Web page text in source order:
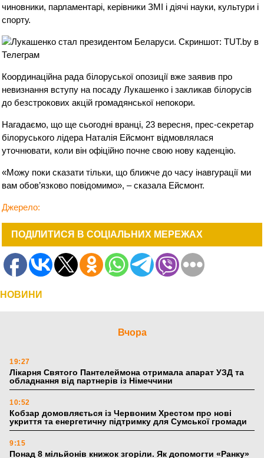
чиновники, парламентарі, керівники ЗМІ і діячі науки, культури і
спорту.
Координаційна рада білоруської опозиції вже заявив про
невизнання вступу на посаду Лукашенко і закликав білорусів
до безстрокових акцій громадянської непокори.
Нагадаємо, що ще сьогодні вранці, 23 вересня, прес-секретар
білоруського лідера Наталія Ейсмонт відмовлялася
уточнювати, коли він офіційно почне свою нову каденцію.
«Можу поки сказати тільки, що ближче до часу інавгурації ми
вам обов’язково повідомимо», – сказала Ейсмонт.
Джерело:
ПОДІЛИТИСЯ В СОЦІАЛЬНИХ МЕРЕЖАХ
НОВИНИ
Вчора
19:27
Лікарня Святого Пантелеймона отримала апарат УЗД та
обладнання від партнерів із Німеччини
10:52
Кобзар домовляється із Червоним Хрестом про нові
укриття та енергетичну підтримку для Сумської громади
9:15
Понад 8 мільйонів книжок згоріли. Як допомогти «Ранку»